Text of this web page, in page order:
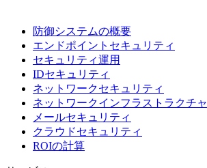
防御システムの概要
エンドポイントセキュリティ
セキュリティ運用
IDセキュリティ
ネットワークセキュリティ
ネットワークインフラストラクチャ
メールセキュリティ
クラウドセキュリティ
ROIの計算